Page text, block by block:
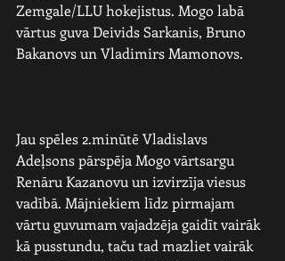
Zemgale/LLU hokejistus. Mogo labā
vārtus guva Deivids Sarkanis, Bruno
Bakanovs un Vladimirs Mamonovs.
Jau spēles 2.minūtē Vladislavs
Adeļsons pārspēja Mogo vārtsargu
Renāru Kazanovu un izvirzīja viesus
vadībā. Mājniekiem līdz pirmajam
vārtu guvumam vajadzēja gaidīt vairāk
kā pusstundu, taču tad mazliet vairāk